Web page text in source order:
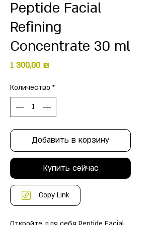
Peptide Facial
Refining
Concentrate 30 ml
1 300,00 ₪Цена
Количество *
Добавить в корзину
Купить сейчас
Copy Link